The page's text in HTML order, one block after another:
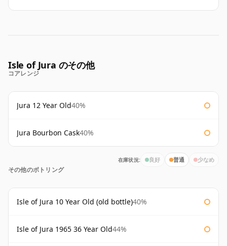
Isle of Jura のその他
コアレンジ
Jura 12 Year Old40%
Jura Bourbon Cask40%
在庫状況: 良好 普通 少なめ
その他のボトリング
Isle of Jura 10 Year Old (old bottle)40%
Isle of Jura 1965 36 Year Old44%